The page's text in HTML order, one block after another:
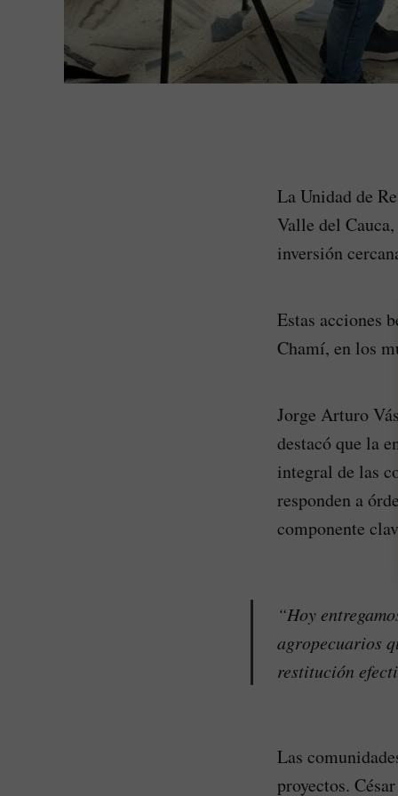
La Unidad de
Valle del
inversión
Estas acciones
Chamí, en los
Jorge Arturo
destacó que la
integral de las
responden a
componente
“Hoy
agropecuarios
restitución
Las
proyectos.